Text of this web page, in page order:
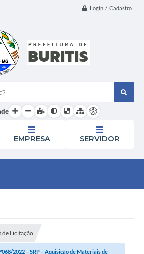
Login / Cadastro
EMPRESA SERVIDOR
de Licitação
2022 – SRP – Aquisição de Materiais de